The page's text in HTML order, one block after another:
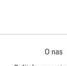
O nas